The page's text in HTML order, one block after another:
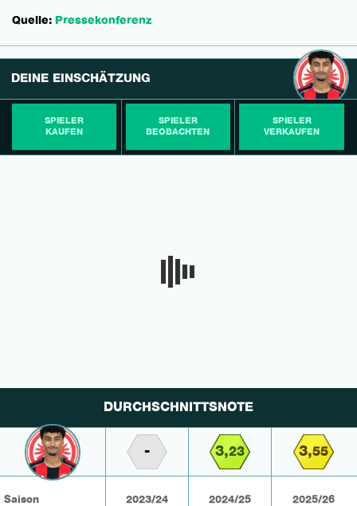
Quelle: Pressekonferenz
DEINE EINSCHÄTZUNG
SPIELER
KAUFEN
SPIELER
BEOBACHTEN
SPIELER
VERKAUFEN
DURCHSCHNITTSNOTE
- 3,23 3,55
Saison 2023/24 2024/25 2025/26